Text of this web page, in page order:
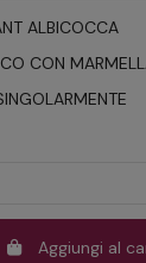
ALBICOCCA
CON
Aggiungi al